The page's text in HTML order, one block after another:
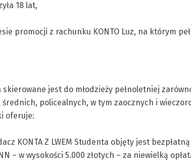
18 lat,
promocji z rachunku KONTO Luz, na którym
skierowane jest do młodzieży pełnoletniej
średnich, policealnych, w tym zaocznych i
oferuje:
KONTA Z LWEM Studenta objęty jest
– w wysokości 5.000 złotych – za niewielką